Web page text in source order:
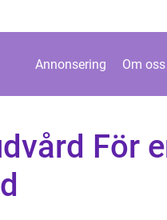
Annonsering Om oss
För